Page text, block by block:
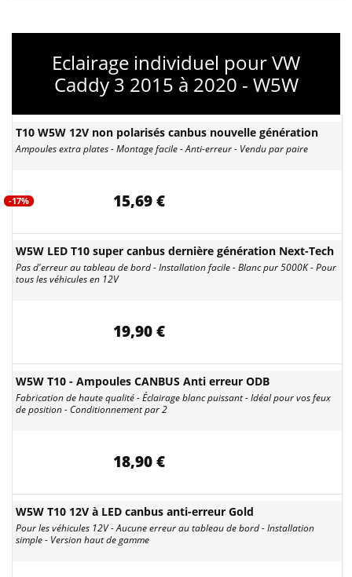
Eclairage individuel pour VW
Caddy 3 2015 à 2020 - W5W
T10 W5W 12V non polarisés canbus nouvelle génération
Ampoules extra plates - Montage facile - Anti-erreur - Vendu par paire
-17% 15,69 €
W5W LED T10 super canbus dernière génération Next-Tech
Pas d'erreur au tableau de bord - Installation facile - Blanc pur 5000K - Pour
tous les véhicules en 12V
19,90 €
W5W T10 - Ampoules CANBUS Anti erreur ODB
Fabrication de haute qualité - Éclairage blanc puissant - Idéal pour vos feux
de position - Conditionnement par 2
18,90 €
W5W T10 12V à LED canbus anti-erreur Gold
Pour les véhicules 12V - Aucune erreur au tableau de bord - Installation
simple - Version haut de gamme